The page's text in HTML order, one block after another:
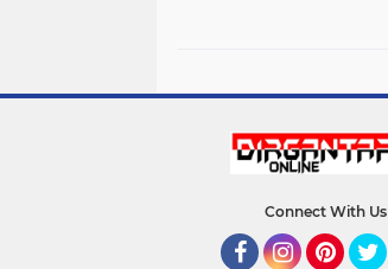
Connect With Us